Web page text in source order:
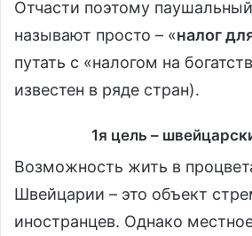
Отчасти поэтому
называют просто – «налог
путать с «налогом на
известен в ряде стран).
1я цель –
Возможность жить в
Швейцарии – это объект
иностранцев. Однако